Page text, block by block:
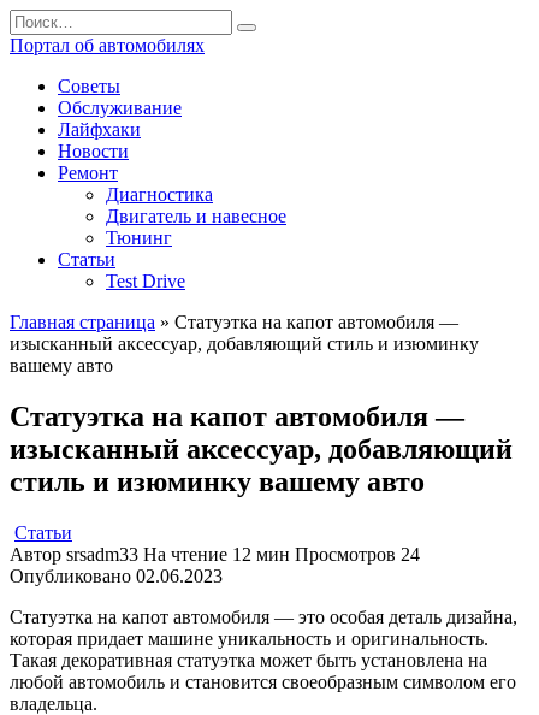
Перейти
к
содержанию
Search
for:
Портал об автомобилях
Советы
Обслуживание
Лайфхаки
Новости
Ремонт
Диагностика
Двигатель и навесное
Тюнинг
Статьи
Test Drive
Главная страница » Статуэтка на капот автомобиля —
изысканный аксессуар, добавляющий стиль и изюминку
вашему авто
Статуэтка на капот автомобиля —
изысканный аксессуар, добавляющий
стиль и изюминку вашему авто
Статьи
Автор srsadm33 На чтение 12 мин Просмотров 24
Опубликовано 02.06.2023
Статуэтка на капот автомобиля — это особая деталь дизайна,
которая придает машине уникальность и оригинальность.
Такая декоративная статуэтка может быть установлена на
любой автомобиль и становится своеобразным символом его
владельца.